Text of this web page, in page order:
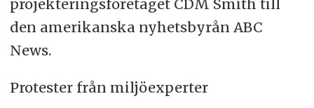
projekteringsföretaget CDM Smith till
den amerikanska nyhetsbyrån ABC
News.
Protester från miljöexperter